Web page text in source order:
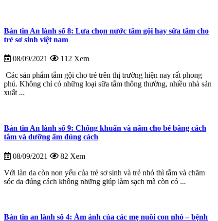
Bản tin An lành số 8: Lựa chọn nước tắm gội hay sữa tắm cho
trẻ sơ sinh việt nam
08/09/2021 112 Xem
Các sản phẩm tắm gội cho trẻ trên thị trường hiện nay rất phong
phú. Không chỉ có những loại sữa tắm thông thường, nhiều nhà sản
xuất ...
Bản tin An lành số 9: Chống khuẩn và nấm cho bé bằng cách
tắm và dưỡng ẩm đúng cách
08/09/2021 82 Xem
Với làn da còn non yếu của trẻ sơ sinh và trẻ nhỏ thì tắm và chăm
sóc da đúng cách không những giúp làm sạch mà còn có ...
Bản tin an lành số 4: Ám ảnh của các mẹ nuôi con nhỏ – bệnh